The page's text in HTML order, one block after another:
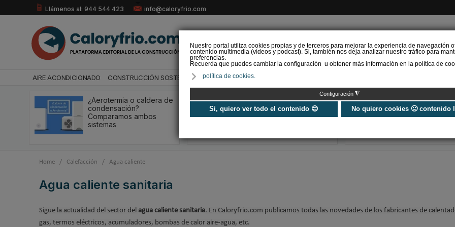
Nuestro portal utiliza cookies propias y de terceros para mejorar la experiencia de navegación
contenido multimedia (vídeos y podcast). Si, también nos deja analizar nuestro tráfico para
preferencias.
Recuerda que puedes cambiar la configuración u obtener más información en la política de
política de cookies.
Configuración ◮
Si, quiero ver todo el contenido 😊 No quiero cookies 🙁 contenido
Llámenos al: 944 544 423 info@caloryfrio.com
AIRE ACONDICIONADO CONSTRUCCIÓN SOSTENIBLE ENERGÍAS RENOVABLES
¿Aerotermia o caldera de
condensación?
Comparamos ambos
sistemas
Criterios de selección de
depósitos de ACS
Hibridación de
de calor con
condensación
Home / Calefacción / Agua caliente
Agua caliente sanitaria
Sigue la actualidad del sector del agua caliente sanitaria. En Caloryfrio.com publicamos todas las novedades de los fabricantes de
gas, termos eléctricos, acumuladores, bombas de calor aire-agua, etc.